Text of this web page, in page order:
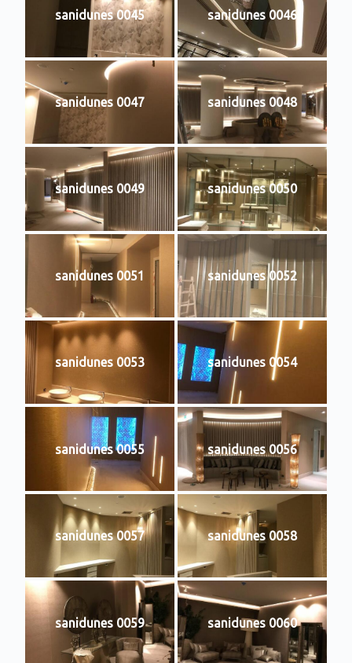
sanidunes 0045 sanidunes 0046
sanidunes 0047 sanidunes 0048
sanidunes 0049 sanidunes 0050
sanidunes 0051 sanidunes 0052
sanidunes 0053 sanidunes 0054
sanidunes 0055 sanidunes 0056
sanidunes 0057 sanidunes 0058
sanidunes 0059 sanidunes 0060